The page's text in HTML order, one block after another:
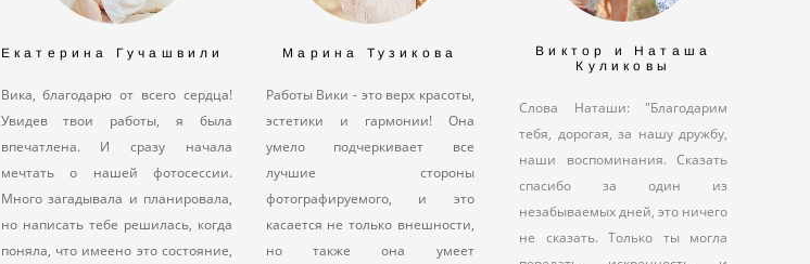
Екатерина Гучашвили
Вика, благодарю от всего сердца!
Увидев твои работы, я была
впечатлена. И сразу начала
мечтать о нашей фотосессии.
Много загадывала и планировала,
но написать тебе решилась, когда
поняла, что имеено это состояние,
Марина Тузикова
Работы Вики - это верх красоты,
эстетики и гармонии! Она
умело подчеркивает все
лучшие стороны
фотографируемого, и это
касается не только внешности,
но также она умеет
Виктор и Наташа
Куликовы
Слова Наташи: "Благодарим
тебя, дорогая, за нашу дружбу,
наши воспоминания. Сказать
спасибо за один из
незабываемых дней, это ничего
не сказать. Только ты могла